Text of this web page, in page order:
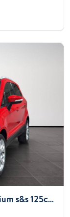
FORD EcoSport 1.0 ecoboost Titanium s&s 125cv my20.25